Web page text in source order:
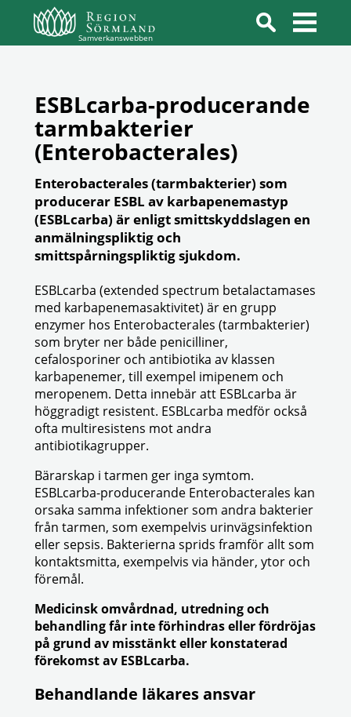
Samverkanswebben
ESBLcarba-producerande
tarmbakterier
(Enterobacterales)
Enterobacterales (tarmbakterier) som
producerar ESBL av karbapenemastyp
(ESBLcarba) är enligt smittskyddslagen en
anmälningspliktig och
smittspårningspliktig sjukdom.
ESBLcarba (extended spectrum betalactamases
med karbapenemasaktivitet) är en grupp
enzymer hos Enterobacterales (tarmbakterier)
som bryter ner både penicilliner,
cefalosporiner och antibiotika av klassen
karbapenemer, till exempel imipenem och
meropenem. Detta innebär att ESBLcarba är
höggradigt resistent. ESBLcarba medför också
ofta multiresistens mot andra
antibiotikagrupper.
Bärarskap i tarmen ger inga symtom.
ESBLcarba-producerande Enterobacterales kan
orsaka samma infektioner som andra bakterier
från tarmen, som exempelvis urinvägsinfektion
eller sepsis. Bakterierna sprids framför allt som
kontaktsmitta, exempelvis via händer, ytor och
föremål.
Medicinsk omvårdnad, utredning och
behandling får inte förhindras eller fördröjas
på grund av misstänkt eller konstaterad
förekomst av ESBLcarba.
Behandlande läkares ansvar